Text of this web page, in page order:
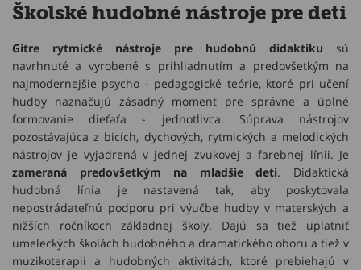
Školské hudobné nástroje pre deti
Gitre rytmické nástroje pre hudobnú didaktiku sú
navrhnuté a vyrobené s prihliadnutím a predovšetkým na
najmodernejšie psycho - pedagogické teórie, ktoré pri učení
hudby naznačujú zásadný moment pre správne a úplné
formovanie dieťaťa - jednotlivca. Súprava nástrojov
pozostávajúca z bicích, dychových, rytmických a melodických
nástrojov je vyjadrená v jednej zvukovej a farebnej línii. Je
zameraná predovšetkým na mladšie deti. Didaktická
hudobná línia je nastavená tak, aby poskytovala
nepostrádateľnú podporu pri výučbe hudby v materských a
nižších ročníkoch základnej školy. Dajú sa tiež uplatniť
umeleckých školách hudobného a dramatického oboru a tiež v
muzikoterapii a hudobných aktivitách, ktoré prebiehajú v